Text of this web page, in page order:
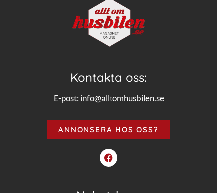
Kontakta oss:
E-post: info@alltomhusbilen.se
ANNONSERA HOS OSS?